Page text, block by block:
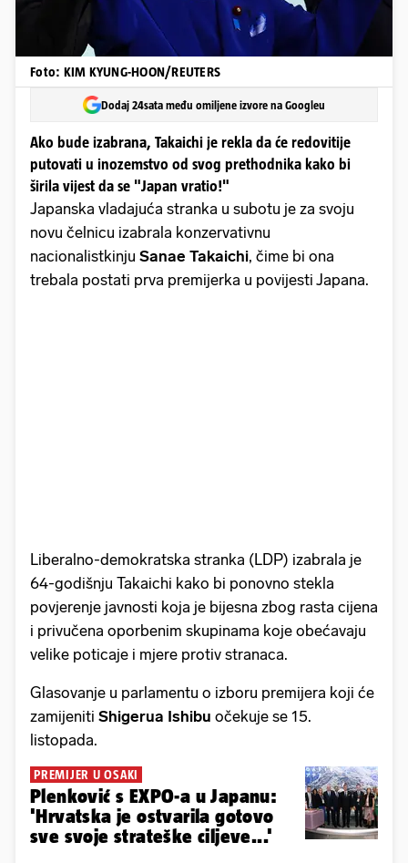
Foto: KIM KYUNG-HOON/REUTERS
Dodaj 24sata među omiljene izvore na Googleu
Ako bude izabrana, Takaichi je rekla da će redovitije
putovati u inozemstvo od svog prethodnika kako bi
širila vijest da se "Japan vratio!"
Japanska vladajuća stranka u subotu je za svoju
novu čelnicu izabrala konzervativnu
nacionalistkinju Sanae Takaichi, čime bi ona
trebala postati prva premijerka u povijesti Japana.
Liberalno-demokratska stranka (LDP) izabrala je
64-godišnju Takaichi kako bi ponovno stekla
povjerenje javnosti koja je bijesna zbog rasta cijena
i privučena oporbenim skupinama koje obećavaju
velike poticaje i mjere protiv stranaca.
Glasovanje u parlamentu o izboru premijera koji će
zamijeniti Shigerua Ishibu očekuje se 15.
listopada.
PREMIJER U OSAKI
Plenković s EXPO-a u Japanu:
'Hrvatska je ostvarila gotovo
sve svoje strateške ciljeve...'